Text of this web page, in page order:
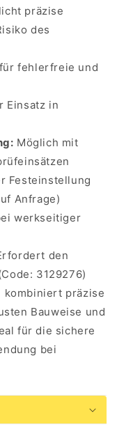
präzise
des
fehlerfreie und
Einsatz in
Möglich mit
Festeinstellung
Anfrage)
werkseitiger
den
3129276)
kombiniert präzise
Bauweise und
für die sichere
bei